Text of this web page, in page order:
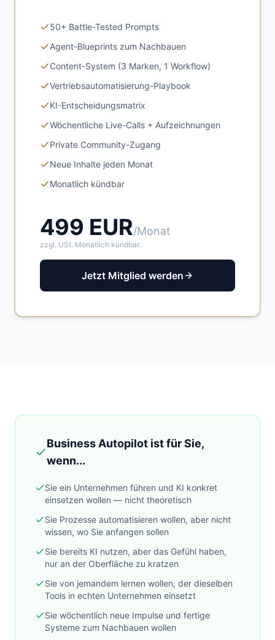
50+ Battle-Tested Prompts
Agent-Blueprints zum Nachbauen
Content-System (3 Marken, 1 Workflow)
Vertriebsautomatisierung-Playbook
KI-Entscheidungsmatrix
Wöchentliche Live-Calls + Aufzeichnungen
Private Community-Zugang
Neue Inhalte jeden Monat
Monatlich kündbar
499 EUR/Monat
zzgl. USt. Monatlich kündbar.
Jetzt Mitglied werden
Business Autopilot ist für Sie,
wenn...
Sie ein Unternehmen führen und KI konkret
einsetzen wollen — nicht theoretisch
Sie Prozesse automatisieren wollen, aber nicht
wissen, wo Sie anfangen sollen
Sie bereits KI nutzen, aber das Gefühl haben,
nur an der Oberfläche zu kratzen
Sie von jemandem lernen wollen, der dieselben
Tools in echten Unternehmen einsetzt
Sie wöchentlich neue Impulse und fertige
Systeme zum Nachbauen wollen